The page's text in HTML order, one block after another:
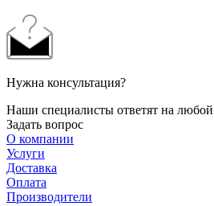
Нужна консультация?
Наши специалисты ответят на
Задать вопрос
О компании
Услуги
Доставка
Оплата
Производители